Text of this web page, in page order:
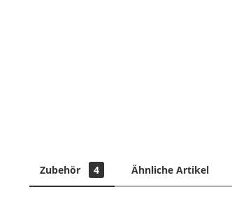
Zubehör 4 Ähnliche Artikel